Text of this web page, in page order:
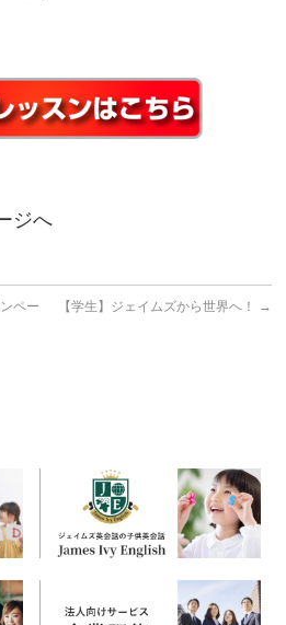
ジへ
ペー
【学生】ジェイムズから世界へ！ →